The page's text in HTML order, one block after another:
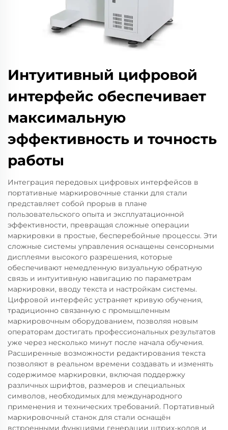
Интуитивный цифровой
интерфейс обеспечивает
максимальную
эффективность и точность
работы
Интеграция передовых цифровых интерфейсов в
портативные маркировочные станки для стали
представляет собой прорыв в плане
пользовательского опыта и эксплуатационной
эффективности, превращая сложные операции
маркировки в простые, бесперебойные процессы. Эти
сложные системы управления оснащены сенсорными
дисплеями высокого разрешения, которые
обеспечивают немедленную визуальную обратную
связь и интуитивную навигацию по параметрам
маркировки, вводу текста и настройкам системы.
Цифровой интерфейс устраняет кривую обучения,
традиционно связанную с промышленным
маркировочным оборудованием, позволяя новым
операторам достигать профессиональных результатов
уже через несколько минут после начала обучения.
Расширенные возможности редактирования текста
позволяют в реальном времени создавать и изменять
содержимое маркировки, включая поддержку
различных шрифтов, размеров и специальных
символов, необходимых для международного
применения и технических требований. Портативный
маркировочный станок для стали оснащён
встроенными функциями генерации штрих-кодов и